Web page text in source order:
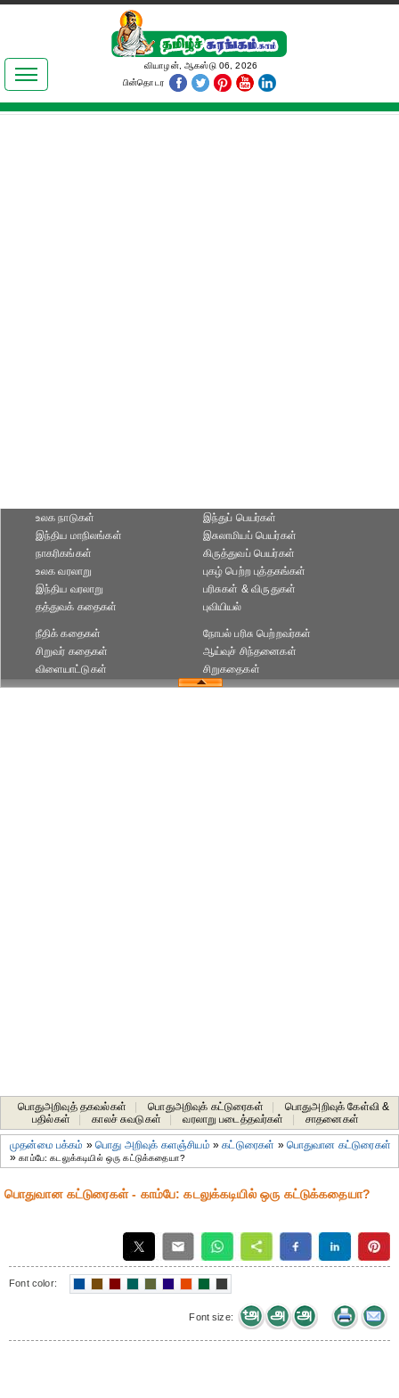
இலக்கியங்கள்
தமிழ் உலகம்
வியாழன், ஆகஸ்டு 06, 2026
பின்தொடர
உலக நாடுகள்
இந்திய மாநிலங்கள்
நாகரிகங்கள்
இந்துப் பெயர்கள்
இசுலாமியப் பெயர்கள்
கிருத்துவப் பெயர்கள்
உலக வரலாறு
இந்திய வரலாறு
தத்துவக் கதைகள்
புகழ் பெற்ற புத்தகங்கள்
பரிசுகள் & விருதுகள்
புவியியல்
நீதிக் கதைகள்
சிறுவர் கதைகள்
விளையாட்டுகள்
நோபல் பரிசு‎ பெற்றவர்‎கள்
ஆய்வுச் சிந்தனைகள்
சிறுகதைகள்
பொதுஅறிவுத் தகவல்கள் பொதுஅறிவுக் கட்டுரைகள்
பொதுஅறிவுக் கேள்வி &
பதில்கள்
காலச் சுவடுகள் வரலாறு படைத்தவர்கள் சாதனைகள்‎
முதன்மை பக்கம் »பொது அறிவுக் களஞ்சியம் »கட்டுரைகள் » பொதுவான கட்டுரைகள்
»காம்பே: கடலுக்கடியில் ஒரு கட்டுக்கதையா?
பொதுவான கட்டுரைகள் - காம்பே: கடலுக்கடியில் ஒரு கட்டுக்கதையா?
Font color:
Font size: